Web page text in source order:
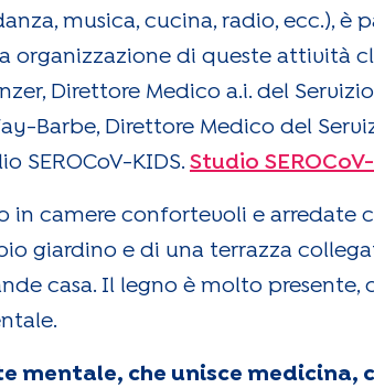
musica, cucina, radio, ecc.), è
organizzazione di queste attività
Direttore Medico a.i. del
Barbe, Direttore Medico del
SEROCoV-KIDS. Studio
in camere confortevoli e arredate
giardino e di una terrazza
casa. Il legno è molto presente,
mentale, che unisce